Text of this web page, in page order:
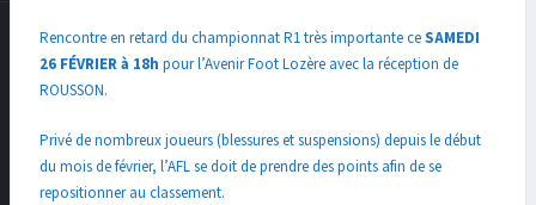
Rencontre en retard du championnat R1 très importante ceSAMEDI
26 FÉVRIER à 18h pour l’Avenir Foot Lozère avec la réception de
ROUSSON.
Privé de nombreux joueurs (blessures et suspensions) depuis le début
du mois de février, l’AFL se doit de prendre des points afin de se
repositionner au classement.